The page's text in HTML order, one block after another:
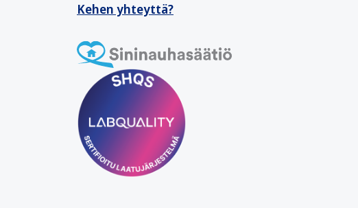
Kehen yhteyttä?